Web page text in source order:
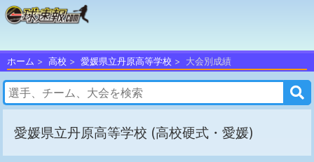
ホーム 高校 愛媛県立丹原高等学校 大会別成績
愛媛県立丹原高等学校 (高校硬式・愛媛)